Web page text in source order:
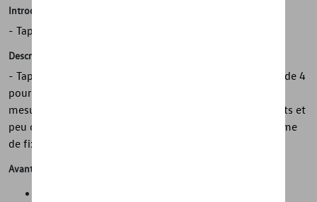
Introduction
- Tapis de sol toutes saisons Volkswagen d'origine
Description
- Tapis de sol toutes saisons Volkswagen d'origine - Jeu de 4
pour l'avant et l'arrière - Avec lettrage du véhicule - Sur
mesure et durables - Durables et lavables - Antidérapants et
peu odorants - 100 % recyclables - Convient pour Système
de fixation Volkswagen
Avantages